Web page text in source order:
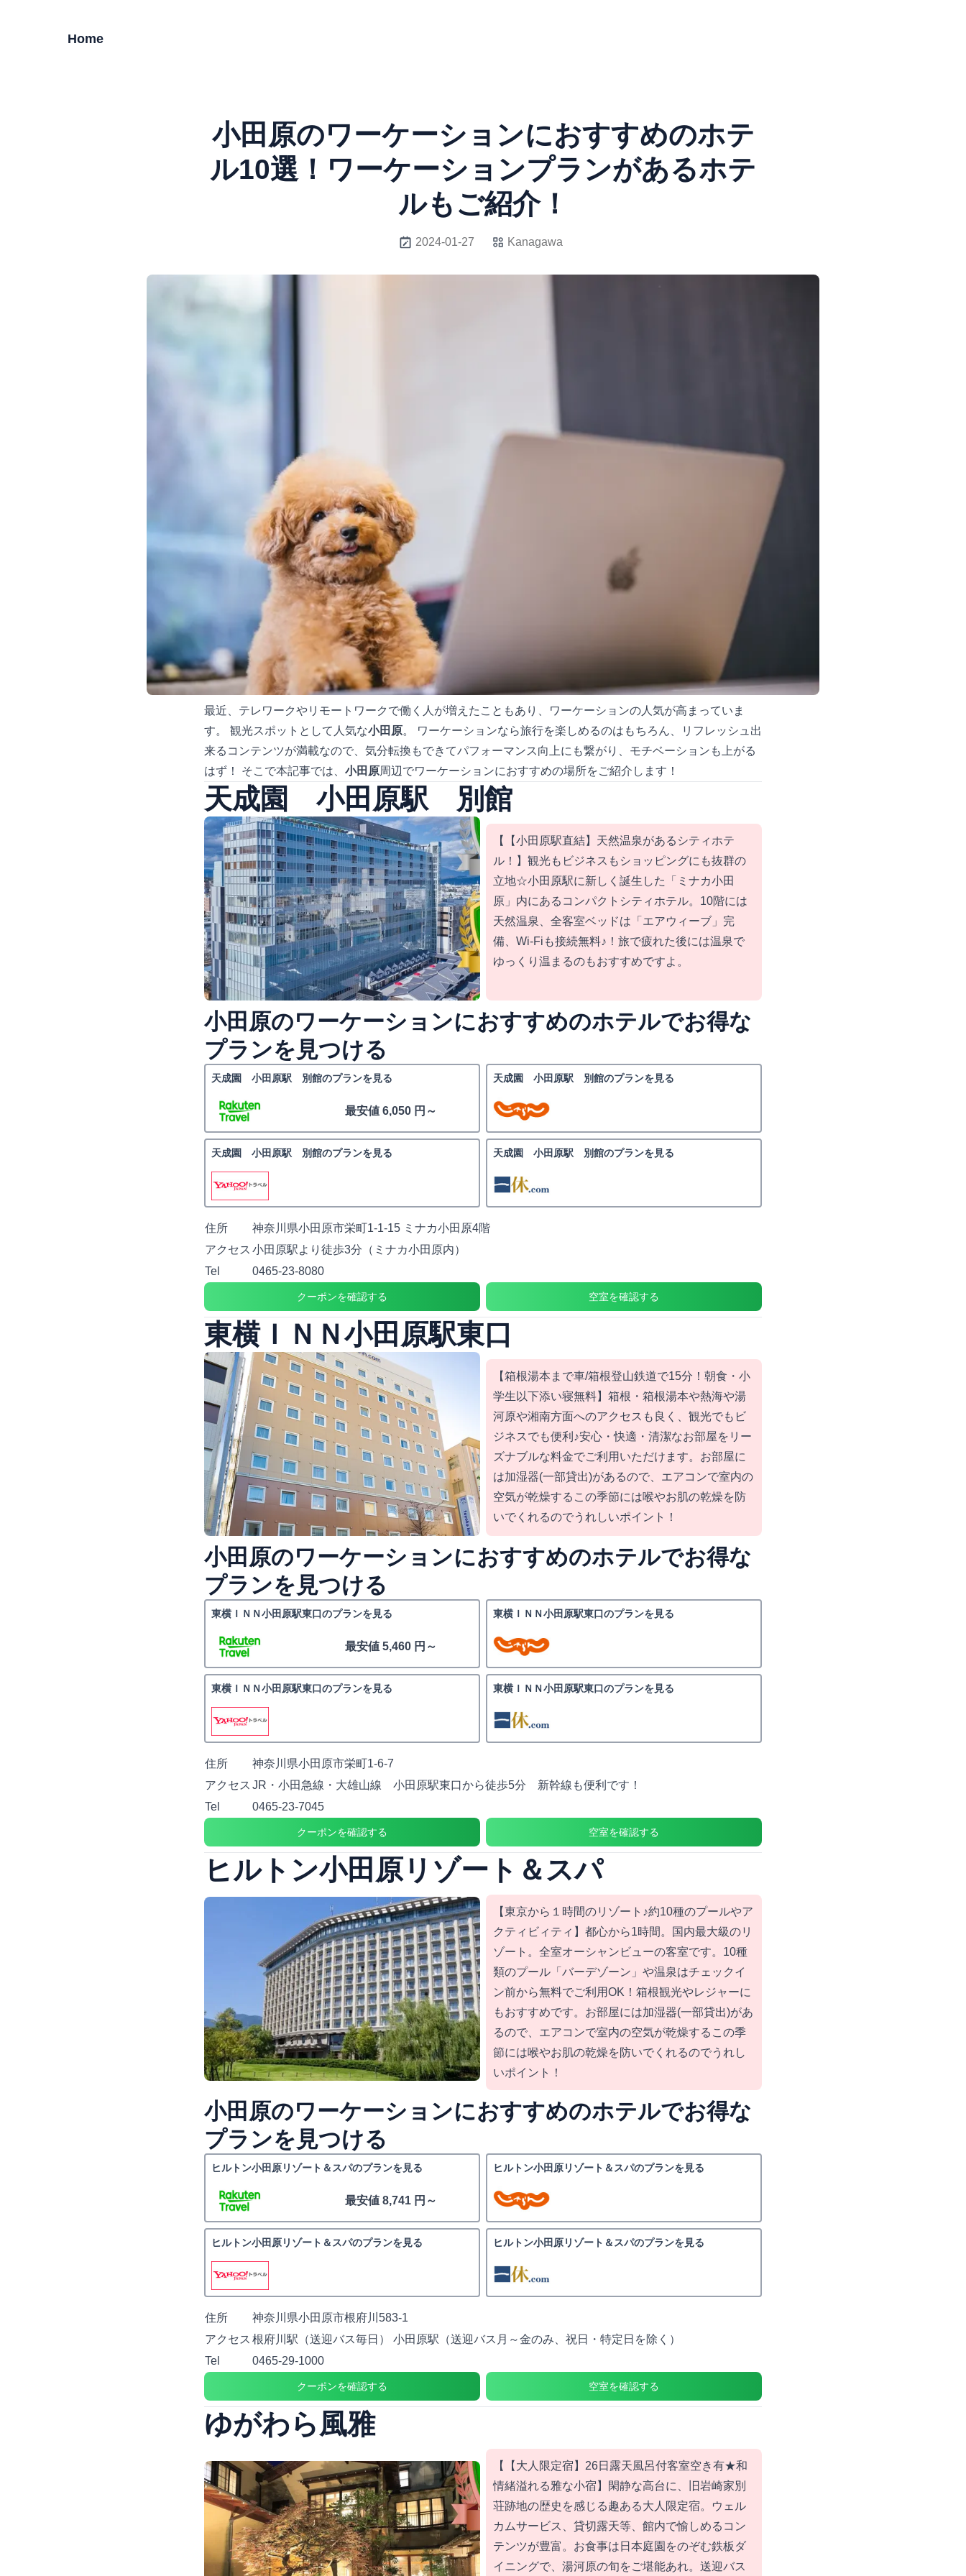
Home
小田原のワーケーションにおすすめのホテ
ル10選！ワーケーションプランがあるホテ
ルもご紹介！
2024-01-27 Kanagawa
最近、テレワークやリモートワークで働く人が増えたこともあり、ワーケーションの人気が高まっていま
す。 観光スポットとして人気な小田原。 ワーケーションなら旅行を楽しめるのはもちろん、リフレッシュ出
来るコンテンツが満載なので、気分転換もできてパフォーマンス向上にも繋がり、モチベーションも上がる
はず！ そこで本記事では、 小田原周辺でワーケーションにおすすめの場所をご紹介します！
天成園 小田原駅 別館
【【小田原駅直結】天然温泉があるシティホテ
ル！】観光もビジネスもショッピングにも抜群の
立地☆小田原駅に新しく誕生した「ミナカ小田
原」内にあるコンパクトシティホテル。10階には
天然温泉、全客室ベッドは「エアウィーブ」完
備、Wi-Fiも接続無料♪！旅で疲れた後には温泉で
ゆっくり温まるのもおすすめですよ。
小田原のワーケーションにおすすめのホテルでお得な
プランを見つける
天成園 小田原駅 別館のプランを見る
最安値 6,050 円～
天成園 小田原駅 別館のプランを見る
天成園 小田原駅 別館のプランを見る 天成園 小田原駅 別館のプランを見る
住所
神奈川県小田原市栄町1-1-15 ミナカ小田原4階
アクセス 小田原駅より徒歩3分（ミナカ小田原内）
Tel
0465-23-8080
クーポンを確認する 空室を確認する
東横ＩＮＮ小田原駅東口
【箱根湯本まで車/箱根登山鉄道で15分！朝食・小
学生以下添い寝無料】箱根・箱根湯本や熱海や湯
河原や湘南方面へのアクセスも良く、観光でもビ
ジネスでも便利♪安心・快適・清潔なお部屋をリー
ズナブルな料金でご利用いただけます。お部屋に
は加湿器(一部貸出)があるので、エアコンで室内の
空気が乾燥するこの季節には喉やお肌の乾燥を防
いでくれるのでうれしいポイント！
小田原のワーケーションにおすすめのホテルでお得な
プランを見つける
東横ＩＮＮ小田原駅東口のプランを見る
最安値 5,460 円～
東横ＩＮＮ小田原駅東口のプランを見る
東横ＩＮＮ小田原駅東口のプランを見る 東横ＩＮＮ小田原駅東口のプランを見る
住所
神奈川県小田原市栄町1-6-7
アクセス JR・小田急線・大雄山線 小田原駅東口から徒歩5分 新幹線も便利です！
Tel
0465-23-7045
クーポンを確認する 空室を確認する
ヒルトン小田原リゾート＆スパ
【東京から１時間のリゾート♪約10種のプールやア
クティビィティ】都心から1時間。国内最大級のリ
ゾート。全室オーシャンビューの客室です。10種
類のプール「バーデゾーン」や温泉はチェックイ
ン前から無料でご利用OK！箱根観光やレジャーに
もおすすめです。お部屋には加湿器(一部貸出)があ
るので、エアコンで室内の空気が乾燥するこの季
節には喉やお肌の乾燥を防いでくれるのでうれし
いポイント！
小田原のワーケーションにおすすめのホテルでお得な
プランを見つける
ヒルトン小田原リゾート＆スパのプランを見る
最安値 8,741 円～
ヒルトン小田原リゾート＆スパのプランを見る
ヒルトン小田原リゾート＆スパのプランを見る ヒルトン小田原リゾート＆スパのプランを見る
住所
神奈川県小田原市根府川583-1
アクセス 根府川駅（送迎バス毎日） 小田原駅（送迎バス月～金のみ、祝日・特定日を除く）
Tel
0465-29-1000
クーポンを確認する 空室を確認する
ゆがわら風雅
【【大人限定宿】26日露天風呂付客室空き有★和
情緒溢れる雅な小宿】閑静な高台に、旧岩崎家別
荘跡地の歴史を感じる趣ある大人限定宿。ウェル
カムサービス、貸切露天等、館内で愉しめるコン
テンツが豊富。お食事は日本庭園をのぞむ鉄板ダ
イニングで、湯河原の旬をご堪能あれ。送迎バス